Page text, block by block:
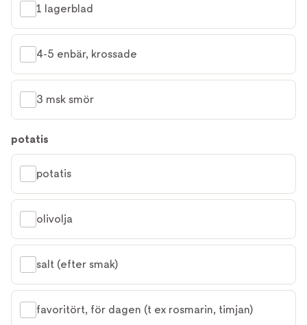
1 lagerblad
4-5 enbär, krossade
3 msk smör
potatis
potatis
olivolja
salt (efter smak)
favoritört, för dagen (t ex rosmarin, timjan)